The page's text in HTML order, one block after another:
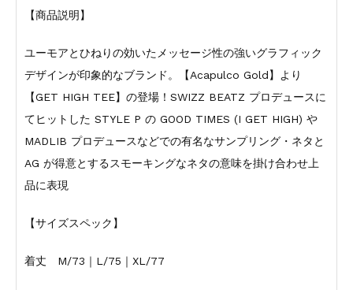
【商品説明】
ユーモアとひねりの効いたメッセージ性の強いグラフィック
デザインが印象的なブランド。【Acapulco Gold】より
【GET HIGH TEE】の登場！SWIZZ BEATZ プロデュースに
てヒットした STYLE P の GOOD TIMES (I GET HIGH) や
MADLIB プロデュースなどでの有名なサンプリング・ネタと
AG が得意とするスモーキングなネタの意味を掛け合わせ上
品に表現
【サイズスペック】
着丈 M/73｜L/75｜XL/77